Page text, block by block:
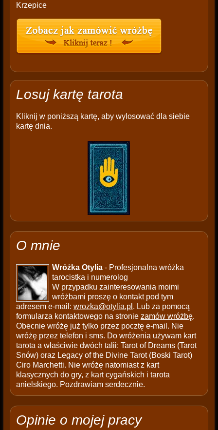
Krzepice
Losuj kartę tarota
Kliknij w poniższą kartę, aby wylosować dla siebie
kartę dnia.
O mnie
Wróżka Otylia- Profesjonalna wróżka
tarocistka i numerolog
W przypadku zainteresowania moimi
wróżbami proszę o kontakt pod tym
adresem e-mail: wrozka@otylia.pl . Lub za pomocą
formularza kontaktowego na stronie zamów wróżbę.
Obecnie wróżę już tylko przez pocztę e-mail. Nie
wróżę przez telefon i sms. Do wróżenia używam kart
tarota a właściwie dwóch talii: Tarot of Dreams (Tarot
Snów) oraz Legacy of the Divine Tarot (Boski Tarot)
Ciro Marchetti. Nie wróżę natomiast z kart
klasycznych do gry, z kart cygańskich i tarota
anielskiego. Pozdrawiam serdecznie.
Opinie o mojej pracy